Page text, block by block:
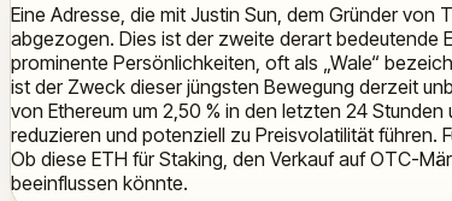
Eine Adresse, die mit Justin Sun, dem Gründer
abgezogen. Dies ist der zweite derart bedeutende
prominente Persönlichkeiten, oft als „Wale“
ist der Zweck dieser jüngsten Bewegung derzeit
von Ethereum um 2,50 % in den letzten 24
reduzieren und potenziell zu Preisvolatilität führen.
Ob diese ETH für Staking, den Verkauf auf OTC-
beeinflussen könnte.